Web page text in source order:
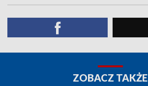
ZOBACZ TAKŻE